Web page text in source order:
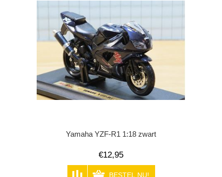
Yamaha YZF-R1 1:18 zwart
€12,95